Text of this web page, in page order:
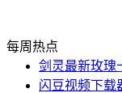
每周热点
剑灵最新玫瑰
闪豆视频下载